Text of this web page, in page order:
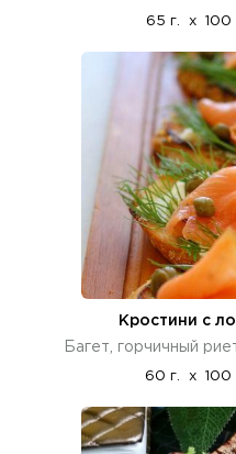
65 г. x 100
Кростини с
Багет, горчичный
60 г. x 100